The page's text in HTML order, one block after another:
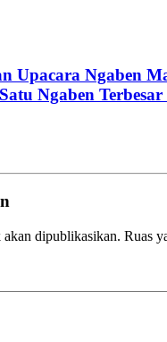
Upacara Ngaben
Ngaben Terbesar
dipublikasikan. Ruas